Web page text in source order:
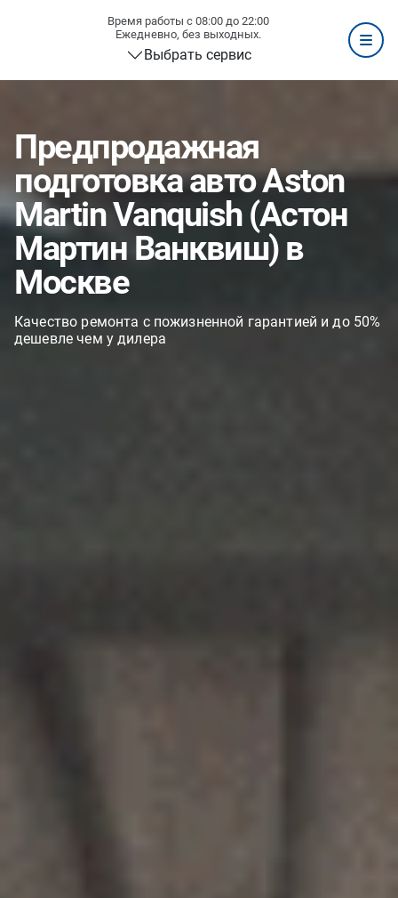
Время работы с 08:00 до 22:00
Ежедневно, без выходных.
Выбрать сервис
Предпродажная
подготовка авто Aston
Martin Vanquish (Астон
Мартин Ванквиш) в
Москве
Качество ремонта с пожизненной гарантией и до 50%
дешевле чем у дилера